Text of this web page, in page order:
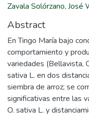
Zavala Solórzano, José
Abstract
En Tingo María bajo
comportamiento y
variedades (Bellavista,
sativa L. en dos
siembra de arroz; se
significativas entre las
O. sativa L. y